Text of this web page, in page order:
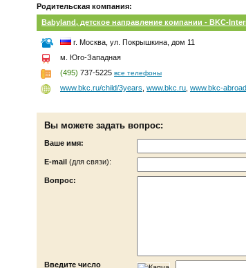
Родительская компания:
Babyland, детское направление компании - BKC-
г. Москва, ул. Покрышкина, дом 11
м. Юго-Западная
(495) 737-5225 все телефоны
www.bkc.ru/child/3years www.bkc.ru www.bkc-
Вы можете задать вопрос:
Ваше имя:
Е-mail (для связи):
Вопрос:
Введите число